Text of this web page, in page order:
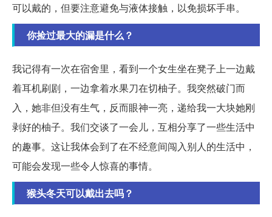
可以戴的，但要注意避免与液体接触，以免损坏手串。
你捡过最大的漏是什么？
我记得有一次在宿舍里，看到一个女生坐在凳子上一边戴
着耳机刷剧，一边拿着水果刀在切柚子。我突然破门而
入，她非但没有生气，反而眼神一亮，递给我一大块她刚
剥好的柚子。我们交谈了一会儿，互相分享了一些生活中
的趣事。这让我体会到了在不经意间闯入别人的生活中，
可能会发现一些令人惊喜的事情。
猴头冬天可以戴出去吗？